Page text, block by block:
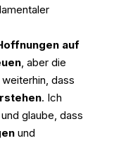
auf
, aber die
dass
. Ich
und glaube, dass
und